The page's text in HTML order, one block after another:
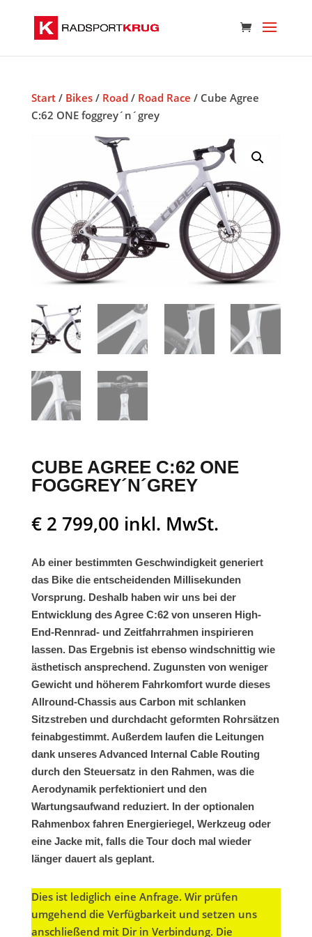
Start/ Bikes/ Road/ Road Race / Cube Agree
C:62 ONE foggrey´n´grey
CUBE AGREE C:62 ONE
FOGGREY´N´GREY
€2 799,00 inkl. MwSt.
Ab einer bestimmten Geschwindigkeit generiert
das Bike die entscheidenden Millisekunden
Vorsprung. Deshalb haben wir uns bei der
Entwicklung des Agree C:62 von unseren High-
End-Rennrad- und Zeitfahrrahmen inspirieren
lassen. Das Ergebnis ist ebenso windschnittig wie
ästhetisch ansprechend. Zugunsten von weniger
Gewicht und höherem Fahrkomfort wurde dieses
Allround-Chassis aus Carbon mit schlanken
Sitzstreben und durchdacht geformten Rohrsätzen
feinabgestimmt. Außerdem laufen die Leitungen
dank unseres Advanced Internal Cable Routing
durch den Steuersatz in den Rahmen, was die
Aerodynamik perfektioniert und den
Wartungsaufwand reduziert. In der optionalen
Rahmenbox fahren Energieriegel, Werkzeug oder
eine Jacke mit, falls die Tour doch mal wieder
länger dauert als geplant.
Dies ist lediglich eine Anfrage. Wir prüfen
umgehend die Verfügbarkeit und setzen uns
anschließend mit Dir in Verbindung. Die